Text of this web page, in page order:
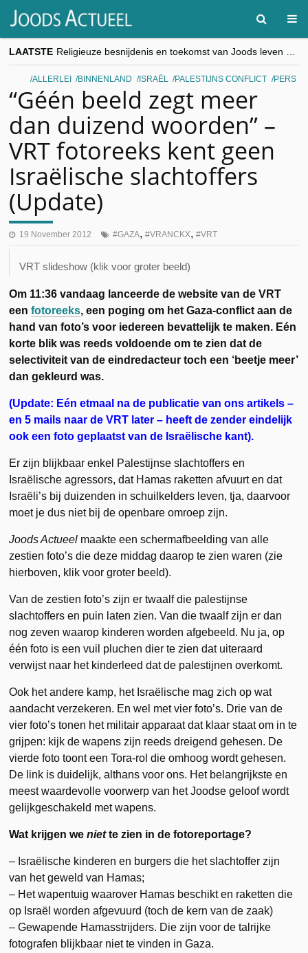
LAATSTE
“Besnijdenisdebat toont hoe moeilijk seculiere Westen minderheden begrijpt”, Jinnih Beels (Vooruit)
CITYTRIP | ROEMENIË – Boekarest: de verrassing van Oost-Europa
ALLERLEI BINNENLAND ISRAËL PALESTIJNS CONFLICT PERS
“Géén beeld zegt meer
dan duizend woorden” –
VRT fotoreeks kent geen
Israëlische slachtoffers
(Update)
19 November 2012 GAZA, VRANCKX, VRT
VRT slideshow (klik voor groter beeld)
Om 11:36 vandaag lanceerde de website van de VRT
eenfotoreeks, een poging om het Gaza-conflict aan de
hand van foto’s voor iedereen bevattelijk te maken. Eén
korte blik was reeds voldoende om te zien dat de
selectiviteit van de eindredacteur toch een ‘beetje meer’
dan gekleurd was.
(Update: Eén etmaal na de publicatie van ons artikels –
en 5 mails naar de VRT later – heeft de zender eindelijk
ook een foto geplaatst van de Israëlische kant).
Er zijn blijkbaar enkel Palestijnse slachtoffers en
Israëlische agressors, dat Hamas raketten afvuurt en dat
Israëli’s bij duizenden in schuilkelders leven, tja, daarvoor
moet je dus niet bij de openbare omroep zijn.
Joods Actueel maakte een schermafbeelding van alle
zestien foto’s die deze middag daarop te zien waren (zie
hierboven, klik voor groter beeld).
Van de zestien foto’s zijn er twaalf die palestijnse
slachtoffers en puin laten zien. Van die twaalf zijn er dan
nog zeven waarop kinderen worden afgebeeld. Nu ja, op
één foto is een vuil pluchen dier te zien dat uiteraard
verwijst naar het kinderleed dat de palestijnen overkomt.
Ook het andere kamp, het Israëlische mag zich op wat
aandacht verzekeren. En wel met vier foto’s. Drie van de
vier foto’s tonen het militair apparaat dat klaar staat om in te
grijpen: kijk de wapens zijn reeds dreigend gehesen. De
vierde foto toont een Tora-rol die omhoog wordt gehesen.
De link is duidelijk, althans voor ons. Het belangrijkste en
meest waardevolle voorwerp van het Joodse geloof wordt
gelijkgeschakeld met wapens.
Wat krijgen weniette zien in de fotoreportage?
– Israëlische kinderen en burgers die het slachtoffer zijn
van het geweld van Hamas;
– Het wapentuig waarover Hamas beschikt en raketten die
op Israël worden afgevuurd (toch de kern van de zaak)
– Gewapende Hamasstrijders. Die zijn voor de talrijke
fotografen blijkbaar niet te vinden in Gaza.